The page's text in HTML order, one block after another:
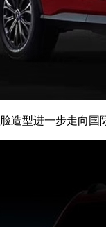
造型进一步走向国